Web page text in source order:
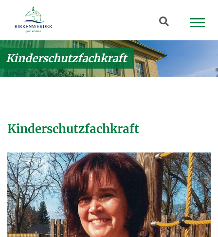
Zum Hauptinhalt springen
Suchbegriff
Kinderschutzfachkraft
Kinderschutzfachkraft